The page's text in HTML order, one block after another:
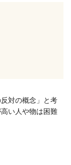
対の概念」と考
い人や物は困難